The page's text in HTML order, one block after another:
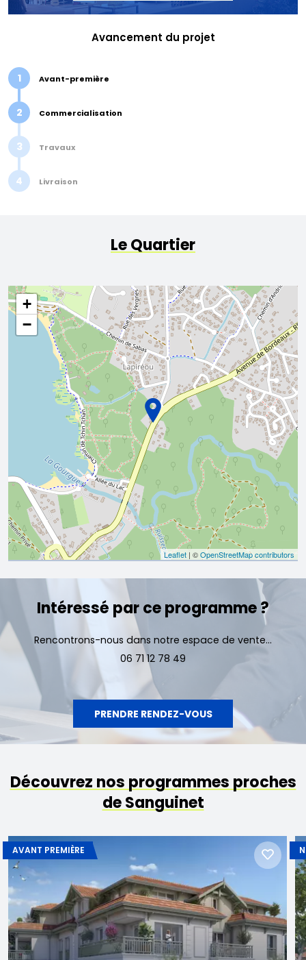
Avancement du projet
1 Avant-première
2 Commercialisation
3 Travaux
4 Livraison
Le Quartier
+
−
Leaflet | ©OpenStreetMap contributors
Intéressé par ce programme ?
Rencontrons-nous dans notre espace de vente...
06 71 12 78 49
PRENDRE RENDEZ-VOUS
Découvrez nos programmes proches
de Sanguinet
AVANT PREMIÈRE